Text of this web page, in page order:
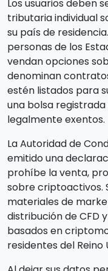
Los usuarios deben
tributaria individual
su país de
personas de los
vendan opciones
denominan
estén listados para
una bolsa registrada
legalmente exentos.
La Autoridad de
emitido una
prohíbe la venta,
sobre criptoactivos.
materiales de
distribución de CFD
basados en
residentes del Reino